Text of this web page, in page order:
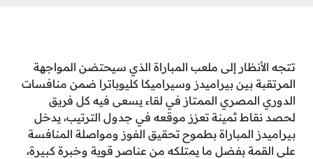
تتجه الأنظار إلى ملعب المباراة الذي سيحتضن المواجهة
المرتقبة بين بيراميدز وسيراميكا كليوباترا ضمن منافسات
الدوري المصري الممتاز في لقاء يسعى فيه كل فريق
لحصد نقاط ثمينة تعزز موقعه في جدول الترتيب، يدخل
بيراميدز المباراة بطموح تحقيق الفوز ومواصلة المنافسة
على القمة بفضل ما يمتلكه من عناصر قوية وخبرة كبيرة،